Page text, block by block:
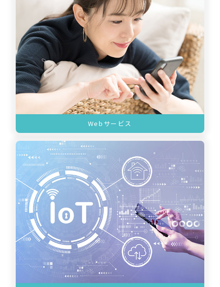
Webサービス